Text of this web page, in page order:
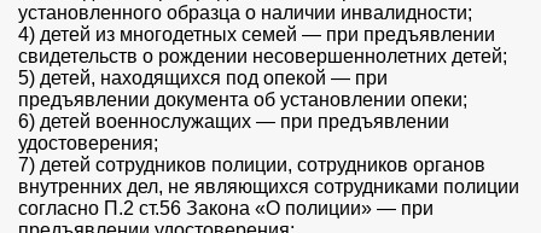
установленного образца о наличии инвалидности;
4) детей из многодетных семей — при предъявлении
свидетельств о рождении несовершеннолетних детей;
5) детей, находящихся под опекой — при
предъявлении документа об установлении опеки;
6) детей военнослужащих — при предъявлении
удостоверения;
7) детей сотрудников полиции, сотрудников органов
внутренних дел, не являющихся сотрудниками полиции
согласно П.2 ст.56 Закона «О полиции» — при